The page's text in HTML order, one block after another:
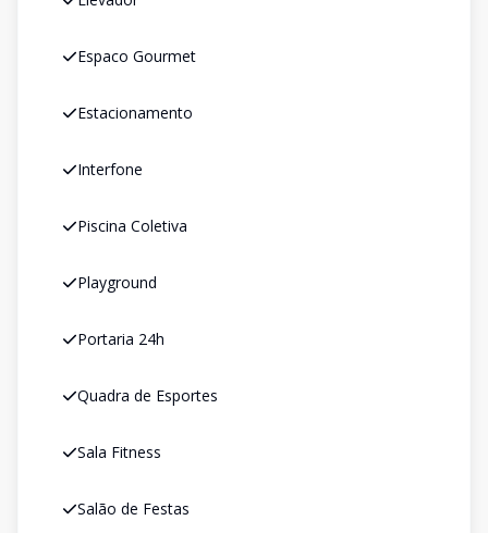
Espaco Gourmet
Estacionamento
Interfone
Piscina Coletiva
Playground
Portaria 24h
Quadra de Esportes
Sala Fitness
Salão de Festas